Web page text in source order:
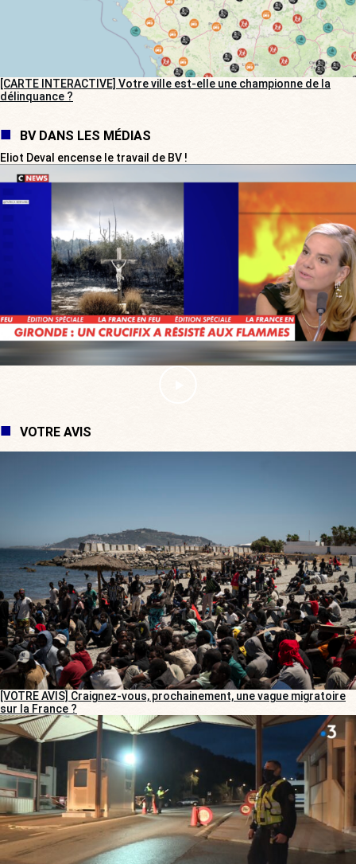
[CARTE INTERACTIVE] Votre ville est-elle une championne de la
délinquance ?
BV DANS LES MÉDIAS
Eliot Deval encense le travail de BV !
VOTRE AVIS
[VOTRE AVIS] Craignez-vous, prochainement, une vague migratoire
sur la France ?